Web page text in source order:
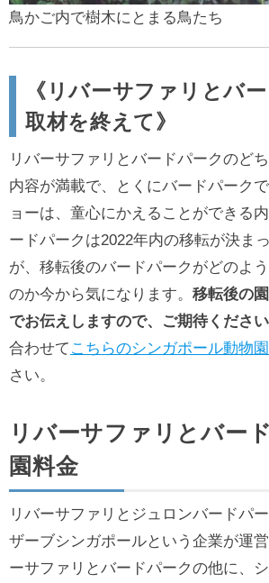
鳥かご内で樹木にとまる鳥たち
《リバーサファリとバ
取材を終えて》
リバーサファリとバードパークのど
内容が満載で、とくにバードパーク
ョーは、童心にかえることができる
ードパークは2022年内の移転が決ま
が、移転後のバードパークがどのよ
のか今から気になります。 移転後の
でお伝えしますので、ご期待ください
合わせて こちらのシンガポール動物
さい。
リバーサファリとバー
園料金
リバーサファリとジュロンバードパ
ザーブシンガポールという企業が運
ーサファリとバードパークの他に、